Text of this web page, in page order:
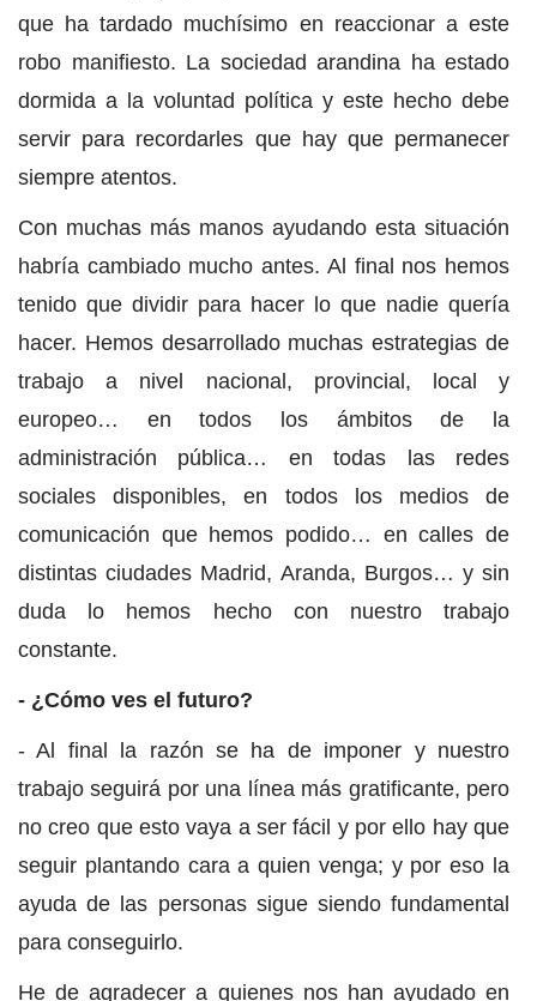
que ha tardado muchísimo en reaccionar a este
robo manifiesto. La sociedad arandina ha estado
dormida a la voluntad política y este hecho debe
servir para recordarles que hay que permanecer
siempre atentos.
Con muchas más manos ayudando esta situación
habría cambiado mucho antes. Al final nos hemos
tenido que dividir para hacer lo que nadie quería
hacer. Hemos desarrollado muchas estrategias de
trabajo a nivel nacional, provincial, local y
europeo… en todos los ámbitos de la
administración pública… en todas las redes
sociales disponibles, en todos los medios de
comunicación que hemos podido… en calles de
distintas ciudades Madrid, Aranda, Burgos… y sin
duda lo hemos hecho con nuestro trabajo
constante.
- ¿Cómo ves el futuro?
- Al final la razón se ha de imponer y nuestro
trabajo seguirá por una línea más gratificante, pero
no creo que esto vaya a ser fácil y por ello hay que
seguir plantando cara a quien venga; y por eso la
ayuda de las personas sigue siendo fundamental
para conseguirlo.
He de agradecer a quienes nos han ayudado en